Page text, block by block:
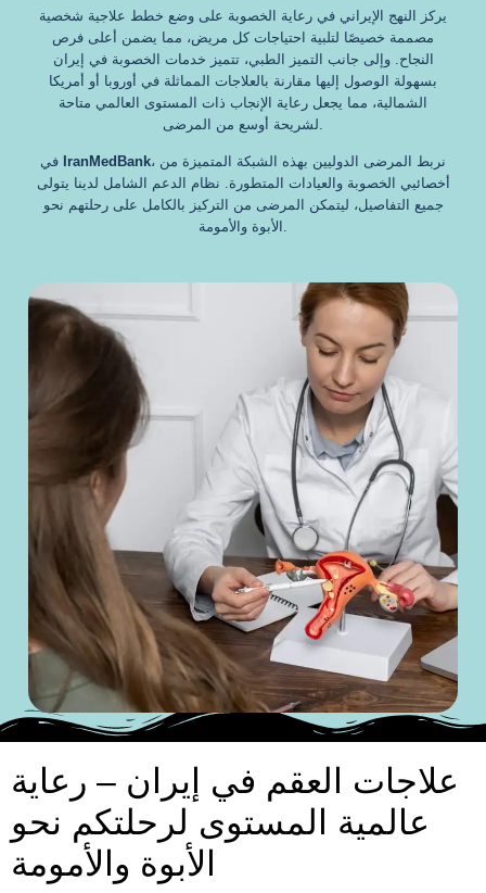
يركز النهج الإيراني في رعاية الخصوبة على وضع خطط علاجية شخصية
مصممة خصيصًا لتلبية احتياجات كل مريض، مما يضمن أعلى فرص
النجاح. وإلى جانب التميز الطبي، تتميز خدمات الخصوبة في إيران
بسهولة الوصول إليها مقارنة بالعلاجات المماثلة في أوروبا أو أمريكا
الشمالية، مما يجعل رعاية الإنجاب ذات المستوى العالمي متاحة
IranMedBank، نربط المرضى الدوليين بهذه الشبكة المتميزة من
أخصائيي الخصوبة والعيادات المتطورة. نظام الدعم الشامل لدينا يتولى
جميع التفاصيل، ليتمكن المرضى من التركيز بالكامل على رحلتهم نحو
الأبوة والأمومة.
علاجات العقم في إيران – رعاية
عالمية المستوى لرحلتكم نحو
الأبوة والأمومة